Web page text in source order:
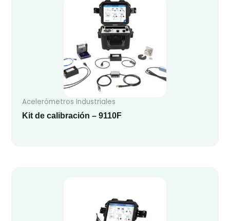
Acelerómetros Industriales
Kit de calibración – 9110F